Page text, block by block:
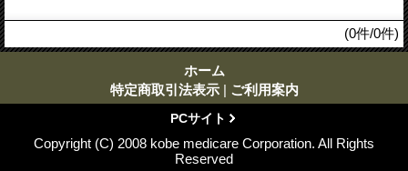
(0件/0件)
ホーム
特定商取引法表示 | ご利用案内
PCサイト
Copyright (C) 2008 kobe medicare Corporation. All Rights
Reserved